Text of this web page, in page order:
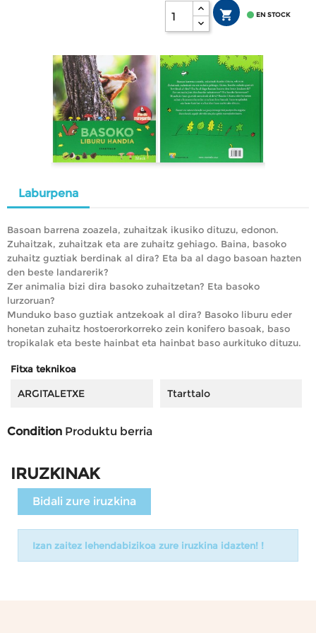
  EN STOCK
Laburpena
Basoan barrena zoazela, zuhaitzak ikusiko dituzu, edonon.
Zuhaitzak, zuhaitzak eta are zuhaitz gehiago. Baina, basoko
zuhaitz guztiak berdinak al dira? Eta ba al dago basoan hazten
den beste landarerik?
Zer animalia bizi dira basoko zuhaitzetan? Eta basoko
lurzoruan?
Munduko baso guztiak antzekoak al dira? Basoko liburu eder
honetan zuhaitz hostoerorkorreko zein konifero basoak, baso
tropikalak eta beste hainbat eta hainbat baso aurkituko dituzu.
Fitxa teknikoa
ARGITALETXE Ttarttalo
Condition Produktu berria
IRUZKINAK
Bidali zure iruzkina
Izan zaitez lehendabizikoa zure iruzkina idazten! !